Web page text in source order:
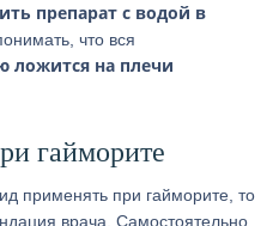
препарат с водой в
что вся
ложится на плечи
гайморите
применять при гайморите, то
врача. Самостоятельно